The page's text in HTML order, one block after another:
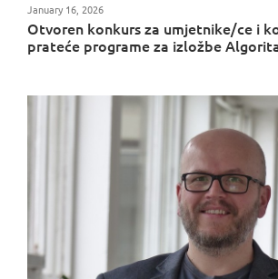
Otvoren konkurs za umjetnike/ce i
prateće programe za izložbe
January 16, 2026